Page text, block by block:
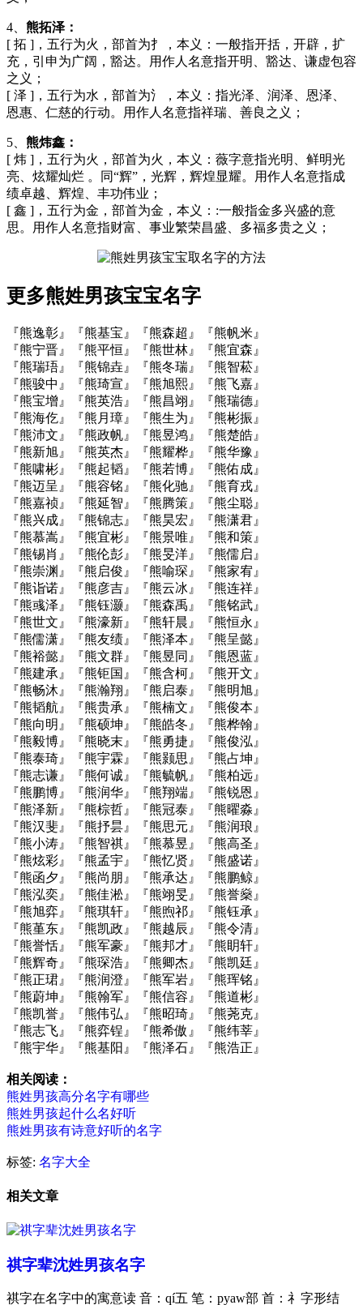
4、 熊拓泽：
[ 拓 ]，五行为火，部首为扌，本义：一般指开括，开辟，扩
充，引申为广阔，豁达。用作人名意指开明、豁达、谦虚包容
之义；
[ 泽 ]，五行为水，部首为氵，本义：指光泽、润泽、恩泽、
恩惠、仁慈的行动。用作人名意指祥瑞、善良之义；
5、 熊炜鑫：
[ 炜 ]，五行为火，部首为火，本义：薇字意指光明、鲜明光
亮、炫耀灿烂 。同“辉”，光辉，辉煌显耀。用作人名意指成
绩卓越、辉煌、丰功伟业；
[ 鑫 ]，五行为金，部首为金，本义：:一般指金多兴盛的意
思。用作人名意指财富、事业繁荣昌盛、多福多贵之义；
更多熊姓男孩宝宝名字
『熊逸彰』『熊基宝』『熊森超』『熊帆米』
『熊宁晋』『熊平恒』『熊世林』『熊宜森』
『熊瑞珸』『熊锦垚』『熊冬瑞』『熊智菘』
『熊骏中』『熊琦宣』『熊旭熙』『熊飞嘉』
『熊宝增』『熊英浩』『熊昌翊』『熊瑞德』
『熊海仡』『熊月璋』『熊生为』『熊彬振』
『熊沛文』『熊政帆』『熊昱鸿』『熊楚皓』
『熊新旭』『熊英杰』『熊耀桦』『熊华豫』
『熊啸彬』『熊起韬』『熊若博』『熊佑成』
『熊迈呈』『熊容铭』『熊化驰』『熊育戎』
『熊嘉祯』『熊延智』『熊腾策』『熊尘聪』
『熊兴成』『熊锦志』『熊昊宏』『熊潇君』
『熊慕嵩』『熊宜彬』『熊景唯』『熊和策』
『熊锡肖』『熊伦彭』『熊旻洋』『熊儒启』
『熊崇渊』『熊启俊』『熊喻琛』『熊家宥』
『熊诣诺』『熊彦吉』『熊云冰』『熊连祥』
『熊彧泽』『熊钰灏』『熊森禹』『熊铭武』
『熊世文』『熊濠新』『熊轩晨』『熊恒永』
『熊儒潇』『熊友绩』『熊泽本』『熊呈懿』
『熊裕懿』『熊文群』『熊昱同』『熊恩蓝』
『熊建承』『熊钜国』『熊含柯』『熊开文』
『熊畅沐』『熊瀚翔』『熊启泰』『熊明旭』
『熊韬航』『熊贵承』『熊楠文』『熊俊本』
『熊向明』『熊硕坤』『熊皓冬』『熊桦翰』
『熊毅博』『熊晓末』『熊勇捷』『熊俊泓』
『熊泰琦』『熊宇霖』『熊颢思』『熊占坤』
『熊志谦』『熊何诚』『熊毓帆』『熊柏远』
『熊鹏博』『熊润华』『熊翔端』『熊锐恩』
『熊泽新』『熊棕哲』『熊冠泰』『熊曜淼』
『熊汉斐』『熊抒昙』『熊思元』『熊润琅』
『熊小涛』『熊智祺』『熊慕昱』『熊高圣』
『熊炫彩』『熊孟宇』『熊忆贤』『熊盛诺』
『熊函夕』『熊尚朋』『熊承达』『熊鹏鲸』
『熊泓奕』『熊佳淞』『熊翊旻』『熊誉燊』
『熊旭弈』『熊琪轩』『熊煦祁』『熊钰承』
『熊堇东』『熊凯政』『熊越辰』『熊令清』
『熊誉恬』『熊军豪』『熊邦才』『熊眀轩』
『熊辉奇』『熊琛浩』『熊卿杰』『熊凯廷』
『熊正珺』『熊润澄』『熊军岩』『熊珲铭』
『熊蔚坤』『熊翰军』『熊信容』『熊道彬』
『熊凯誉』『熊伟弘』『熊昭琦』『熊荛克』
『熊志飞』『熊弈锃』『熊希傲』『熊纬莘』
『熊宇华』『熊基阳』『熊泽石』『熊浩正』
相关阅读：
熊姓男孩高分名字有哪些
熊姓男孩起什么名好听
熊姓男孩有诗意好听的名字
标签: 名字大全
相关文章
祺字辈沈姓男孩名字
祺字在名字中的寓意读 音：qí五 笔：pyaw部 首：礻字形结